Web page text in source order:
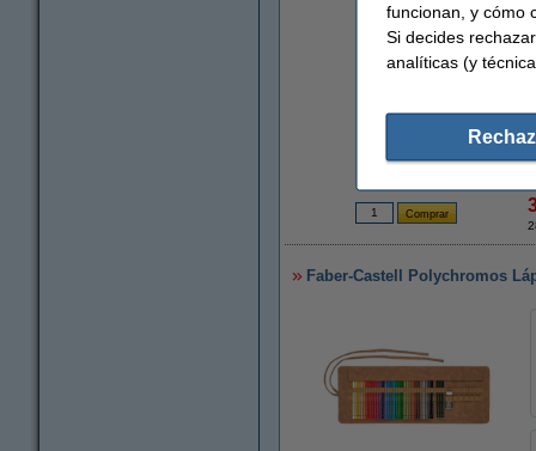
Faber-Castell Polychromos
funcionan, y cómo
Si decides
analíticas (y